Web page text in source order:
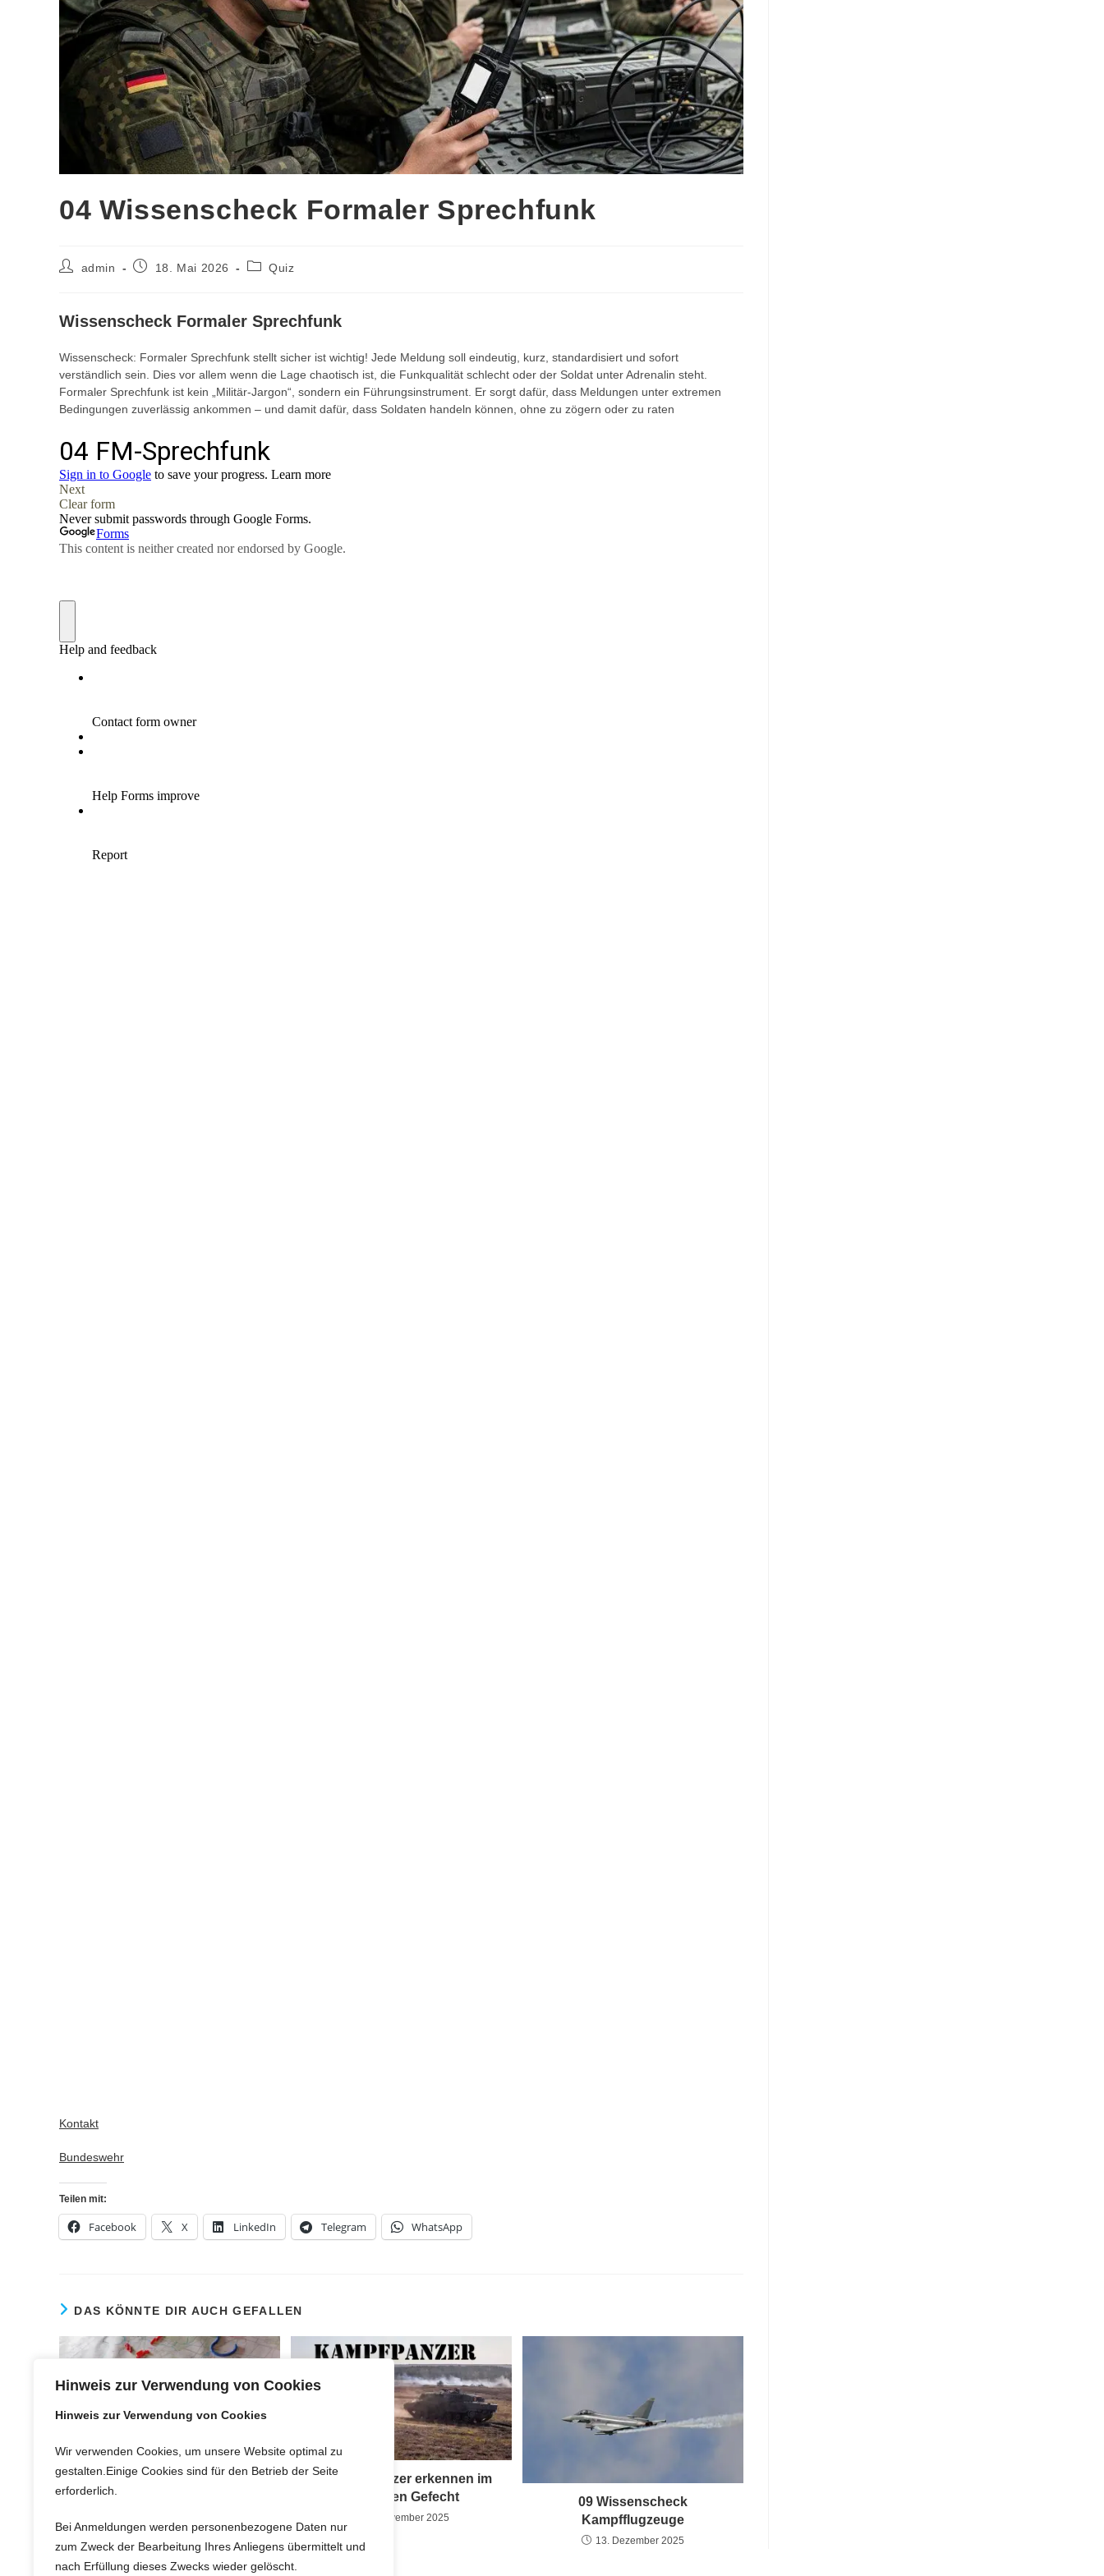
Hinweis zur Verwendung von Cookies
Hinweis zur Verwendung von Cookies
Wir verwenden Cookies, um unsere Website optimal zu
gestalten.Einige Cookies sind für den Betrieb der Seite
erforderlich.
Bei Anmeldungen werden personenbezogene Daten nur
zum Zweck der Bearbeitung Ihres Anliegens übermittelt und
nach Erfüllung dieses Zwecks wieder gelöscht.
04 Wissenscheck Formaler Sprechfunk
Beitrags-
admin
Beitrag18. Mai 2026
Beitrags-
Quiz
Wissenscheck Formaler Sprechfunk
Wissenscheck: Formaler Sprechfunk stellt sicher ist wichtig! Jede Meldung soll eindeutig, kurz, standardisiert und sofort
verständlich sein. Dies vor allem wenn die Lage chaotisch ist, die Funkqualität schlecht oder der Soldat unter Adrenalin steht.
Formaler Sprechfunk ist kein „Militär-Jargon“, sondern ein Führungsinstrument. Er sorgt dafür, dass Meldungen unter extremen
Bedingungen zuverlässig ankommen – und damit dafür, dass Soldaten handeln können, ohne zu zögern oder zu raten
Kontakt
Bundeswehr
Teilen mit:
Facebook X LinkedIn Telegram WhatsApp
DAS KÖNNTE DIR AUCH GEFALLEN
08 Wissenscheck militärische
1. Dezember 2024
11 Kampfpanzer erkennen im
modernen Gefecht
3. November 2025
09 Wissenscheck
Kampfflugzeuge
13. Dezember 2025